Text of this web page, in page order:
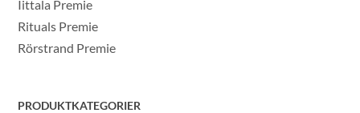
Iittala Premie
Rituals Premie
Rörstrand Premie
PRODUKTKATEGORIER